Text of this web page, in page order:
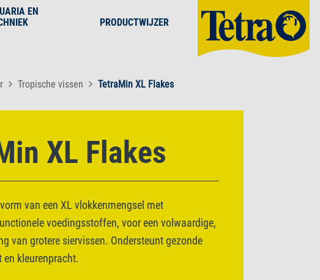
EN
PRODUCTWIJZER
Tropische vissen TetraMin XL Flakes
XL Flakes
van een XL vlokkenmengsel met
voedingsstoffen, voor een volwaardige,
van grotere siervissen. Ondersteunt gezonde
kleurenpracht.